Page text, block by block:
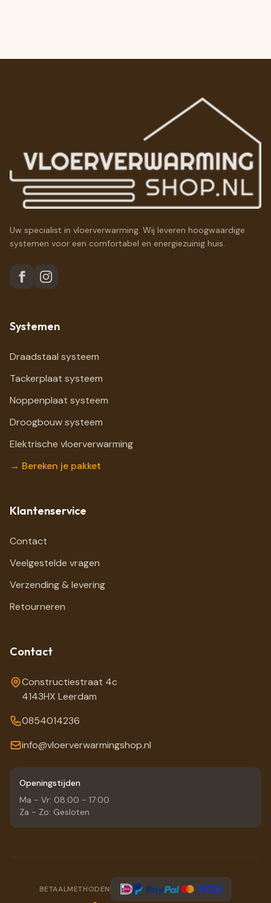
Uw specialist in vloerverwarming. Wij leveren hoogwaardige
systemen voor een comfortabel en energiezuinig huis.
Systemen
Draadstaal systeem
Tackerplaat systeem
Noppenplaat systeem
Droogbouw systeem
Elektrische vloerverwarming
→ Bereken je pakket
Klantenservice
Contact
Veelgestelde vragen
Verzending & levering
Retourneren
Contact
Constructiestraat 4c
4143HX Leerdam
0854014236
info@vloerverwarmingshop.nl
Openingstijden
Ma - Vr: 08:00 - 17:00
Za - Zo: Gesloten
BETAALMETHODEN